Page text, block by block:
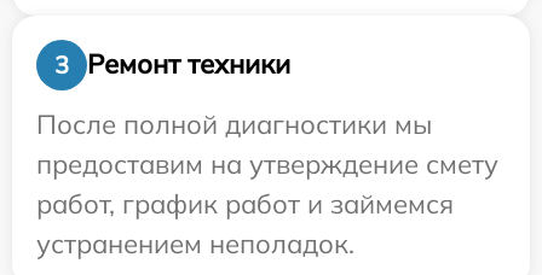
3
Ремонт техники
После полной диагностики мы
предоставим на утверждение смету
работ, график работ и займемся
устранением неполадок.